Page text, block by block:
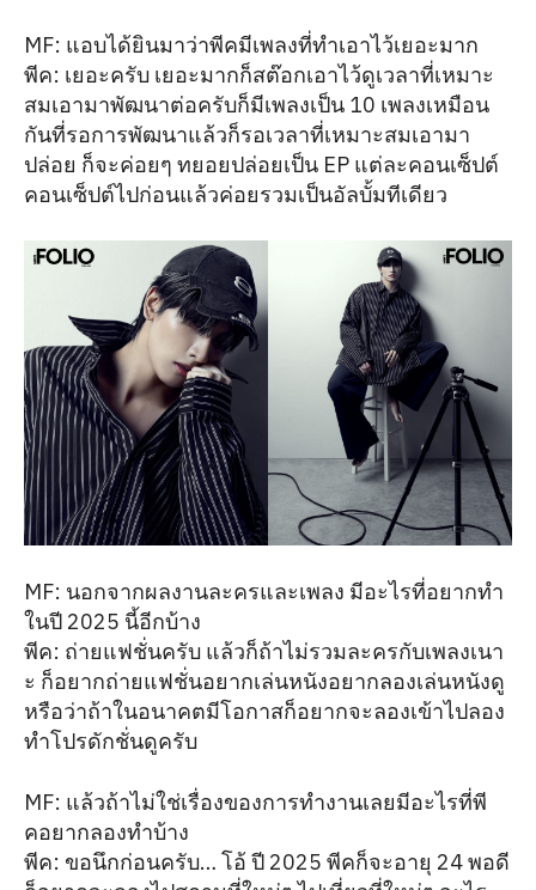
MF: แอบได้ยินมาว่าพีคมีเพลงที่ทำเอาไว้เยอะมาก
พีค: เยอะครับ เยอะมากก็สต๊อกเอาไว้ดูเวลาที่เหมาะ
สมเอามาพัฒนาต่อครับก็มีเพลงเป็น 10 เพลงเหมือน
กันที่รอการพัฒนาแล้วก็รอเวลาที่เหมาะสมเอามา
ปล่อย ก็จะค่อยๆ ทยอยปล่อยเป็น EP แต่ละคอนเซ็ปต์
คอนเซ็ปต์ไปก่อนแล้วค่อยรวมเป็นอัลบั้มทีเดียว
MF: นอกจากผลงานละครและเพลง มีอะไรที่อยากทำ
ในปี 2025 นี้อีกบ้าง
พีค: ถ่ายแฟชั่นครับ แล้วก็ถ้าไม่รวมละครกับเพลงเนา
ะ ก็อยากถ่ายแฟชั่นอยากเล่นหนังอยากลองเล่นหนังดู
หรือว่าถ้าในอนาคตมีโอกาสก็อยากจะลองเข้าไปลอง
ทำโปรดักชั่นดูครับ
MF: แล้วถ้าไม่ใช่เรื่องของการทำงานเลยมีอะไรที่พี
คอยากลองทำบ้าง
พีค: ขอนึกก่อนครับ… โอ้ ปี 2025 พีคก็จะอายุ 24 พอดี